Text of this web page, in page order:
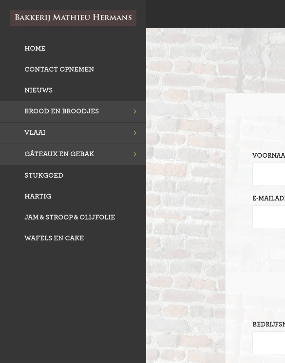
HOME
CONTACT OPNEMEN
NIEUWS
BROOD EN BROODJES
VLAAI
GÂTEAUX EN GEBAK
STUKGOED
HARTIG
JAM & STROOP & OLIJFOLIE
WAFELS EN CAKE
E-